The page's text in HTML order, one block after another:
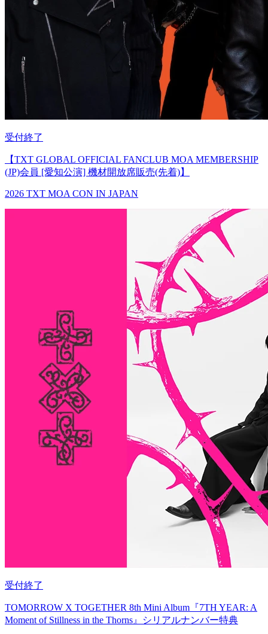
受付終了
【TXT GLOBAL OFFICIAL FANCLUB MOA MEMBERSHIP
(JP)会員 [愛知公演] 機材開放席販売(先着)】
2026 TXT MOA CON IN JAPAN
受付終了
TOMORROW X TOGETHER 8th Mini Album『7TH YEAR: A
Moment of Stillness in the Thorns』シリアルナンバー特典